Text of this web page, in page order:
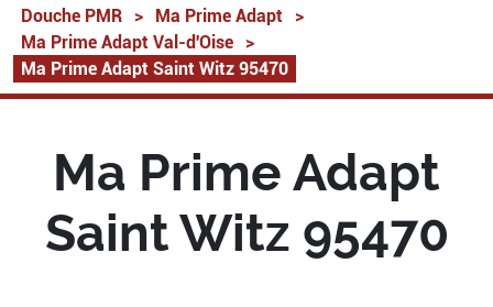
Douche PMR > Ma Prime Adapt
>
Ma Prime Adapt Val-d'Oise
>
Ma Prime Adapt Saint Witz 95470
Ma Prime Adapt
Saint Witz 95470